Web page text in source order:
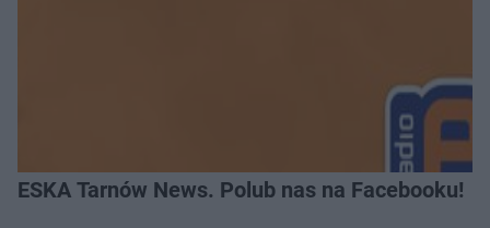
ESKA Tarnów News. Polub nas na Facebooku!